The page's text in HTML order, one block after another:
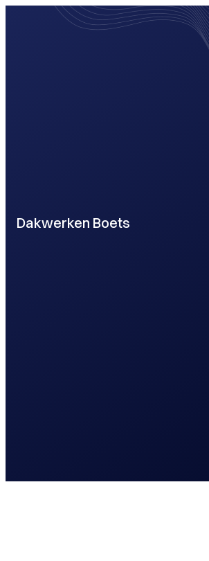
Dakwerken Boets